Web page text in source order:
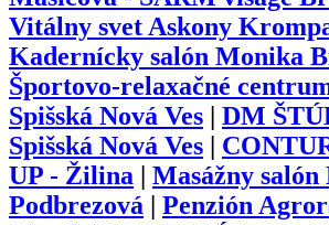
Vitálny svet Askony
Kadernícky salón Monika
Športovo-relaxačné
Spišská Nová Ves
DM
Spišská Nová Ves
UP - Žilina
Masážny
Podbrezová
Penzión